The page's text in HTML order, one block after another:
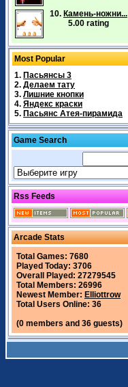
10. Камень-ножни...
5.00 rating
Most Popular
1. Пасьянсы 3
2. Делаем тату
3. Лишние кнопки
4. Яндекс краски
5. Пасьянс Атея-пирамида
Game Search
Rss Feeds
Arcade Stats
Total Games: 7680
Played Today: 3706
Overall Played: 27279545
Total Members: 26996
Newest Member: Elliottrow
Total Users Online: 36
(0 members and 36 guests)